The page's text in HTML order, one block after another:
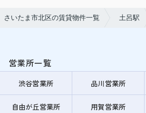
さいたま市北区の賃貸物件一覧 土呂駅
営業所一覧
渋谷営業所 品川営業所
自由が丘営業所 用賀営業所